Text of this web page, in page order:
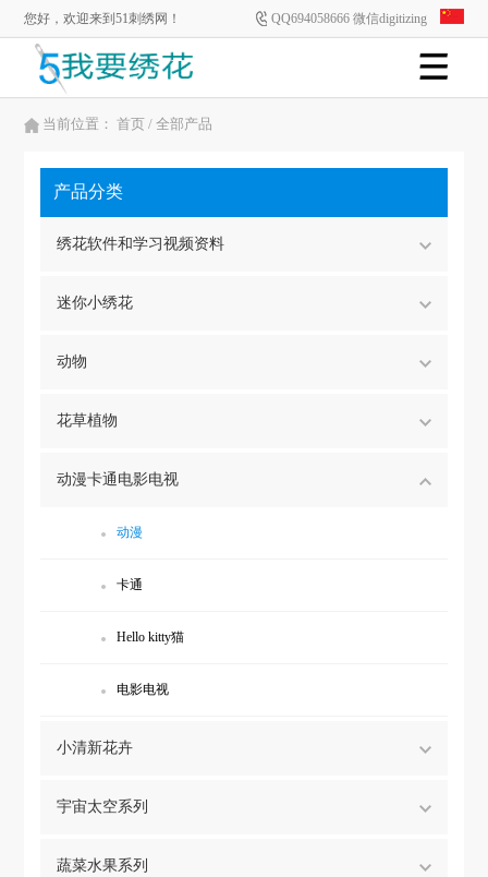
您好，欢迎来到51刺绣网！ QQ694058666 微信digitizing
当前位置：首页 / 全部产品
产品分类
绣花软件和学习视频资料
迷你小绣花
动物
花草植物
动漫卡通电影电视
动漫
卡通
Hello kitty猫
电影电视
小清新花卉
宇宙太空系列
蔬菜水果系列